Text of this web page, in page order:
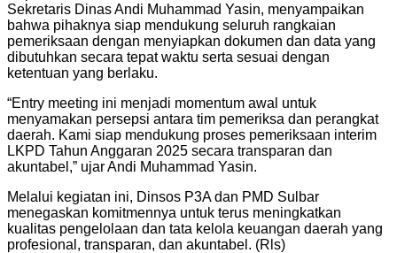
Sekretaris Dinas Andi Muhammad Yasin, menyampaikan
bahwa pihaknya siap mendukung seluruh rangkaian
pemeriksaan dengan menyiapkan dokumen dan data yang
dibutuhkan secara tepat waktu serta sesuai dengan
ketentuan yang berlaku.
“Entry meeting ini menjadi momentum awal untuk
menyamakan persepsi antara tim pemeriksa dan perangkat
daerah. Kami siap mendukung proses pemeriksaan interim
LKPD Tahun Anggaran 2025 secara transparan dan
akuntabel,” ujar Andi Muhammad Yasin.
Melalui kegiatan ini, Dinsos P3A dan PMD Sulbar
menegaskan komitmennya untuk terus meningkatkan
kualitas pengelolaan dan tata kelola keuangan daerah yang
profesional, transparan, dan akuntabel. (Rls)